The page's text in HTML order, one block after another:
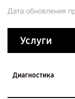
Дата обновления
Услуги
Диагностика